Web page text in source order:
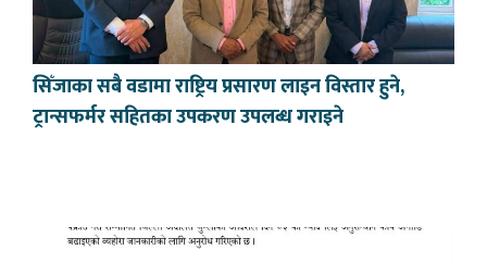
सिँजाका सबै वडामा राष्ट्रिय प्रसारण लाइन विस्तार हुने,
ट्रान्सफर्मर सहितका उपकरण उपलब्ध गराइने